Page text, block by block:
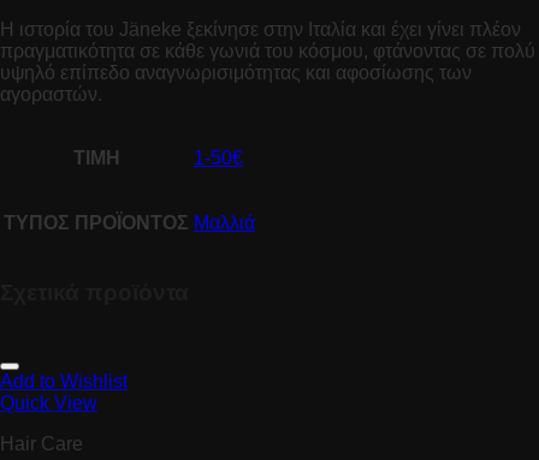
Η ιστορία του Jäneke ξεκίνησε στην Ιταλία και έχει γίνει πλέον
πραγματικότητα σε κάθε γωνιά του κόσμου, φτάνοντας σε πολύ
υψηλό επίπεδο αναγνωρισιμότητας και αφοσίωσης των
αγοραστών.
ΤΙΜΗ 1-50€
ΤΥΠΟΣ ΠΡΟΪΟΝΤΟΣ Μαλλιά
Add to Wishlist
Quick View
Hair Care